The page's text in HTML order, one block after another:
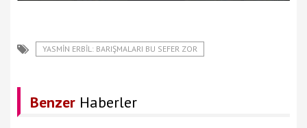
YASMIN ERBIL: BARIŞMALARI BU SEFER ZOR
Benzer Haberler